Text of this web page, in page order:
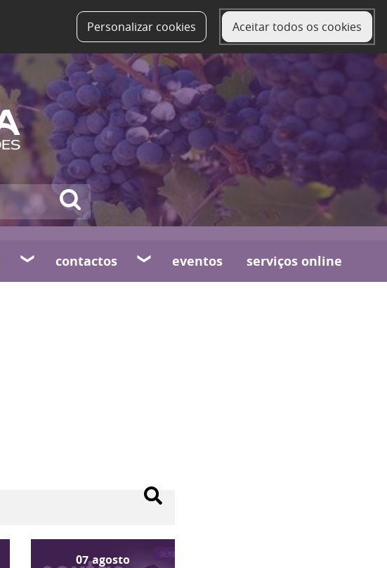
Personalizar cookies Aceitar todos os cookies
contactos eventos serviços online
07 agosto